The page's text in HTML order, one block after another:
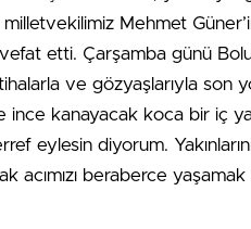
milletvekilimiz Mehmet
etti. Çarşamba günü
ve gözyaşlarıyla son
kanayacak koca bir iç
eylesin diyorum.
acımızı beraberce